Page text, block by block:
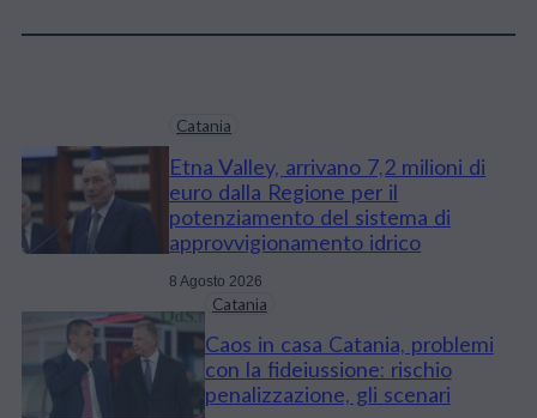
Catania
Etna Valley, arrivano 7,2 milioni di
euro dalla Regione per il
potenziamento del sistema di
approvvigionamento idrico
8 Agosto 2026
Catania
Caos in casa Catania, problemi
con la fideiussione: rischio
penalizzazione, gli scenari